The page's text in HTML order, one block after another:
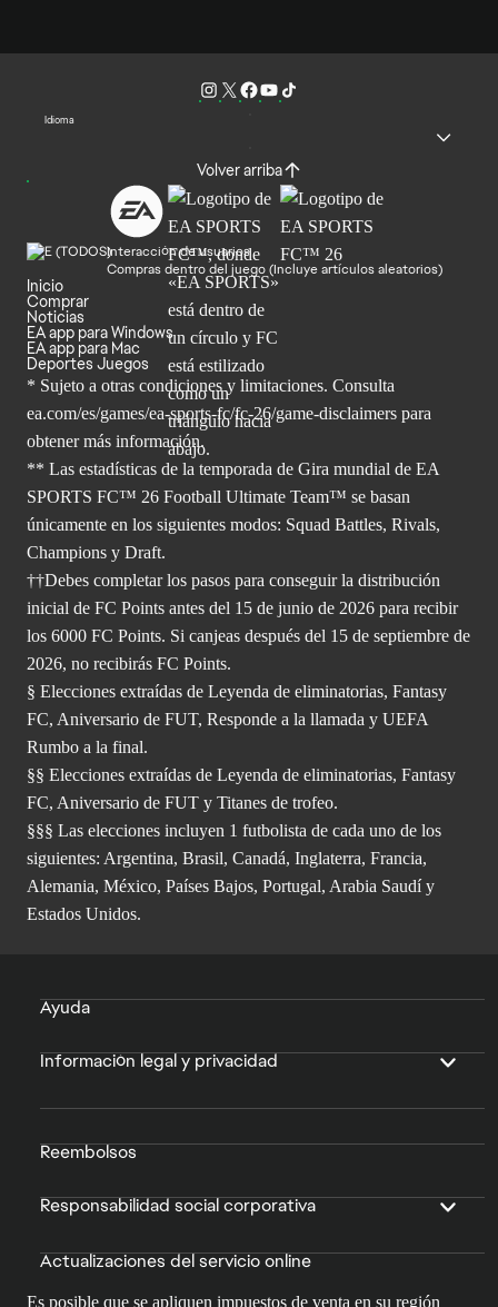
Idioma
Volver arriba
Interacción de usuarios
Compras dentro del juego (Incluye artículos aleatorios)
Inicio
Comprar
Noticias
EA app para Windows
EA app para Mac
Deportes Juegos
* Sujeto a otras condiciones y limitaciones. Consulta
ea.com/es/games/ea-sports-fc/fc-26/game-disclaimers para
obtenermás información.
** Las estadísticas de la temporada de Gira mundial de EA
SPORTS FC™ 26 Football Ultimate Team™ se basan
únicamente en los siguientes modos: Squad Battles, Rivals,
Champions y Draft.
††Debes completar los pasos para conseguir la distribución
inicial de FC Points antes del 15 de junio de 2026 para recibir
los 6000 FC Points. Si canjeas después del 15 de septiembre de
2026, no recibirás FC Points.
§ Elecciones extraídas de Leyenda de eliminatorias, Fantasy
FC, Aniversario de FUT, Responde a la llamada y UEFA
Rumbo a la final.
§§ Elecciones extraídas de Leyenda de eliminatorias, Fantasy
FC, Aniversario de FUT y Titanes de trofeo.
§§§ Las elecciones incluyen 1 futbolista de cada uno de los
siguientes: Argentina, Brasil, Canadá, Inglaterra, Francia,
Alemania, México, Países Bajos, Portugal, Arabia Saudí y
Estados Unidos.
Ayuda
Información legal y privacidad
Reembolsos
Responsabilidad social corporativa
Actualizaciones del servicio online
Es posible que se apliquen impuestos de venta en su región